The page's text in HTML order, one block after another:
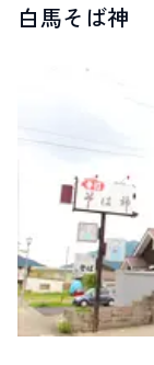
HOT SPRING
スポット紹介
LIVE CAMERA
ライブカメラ
ABOUT HAKUBA
白馬村について
INFORMATION
お知らせ
白馬そば神